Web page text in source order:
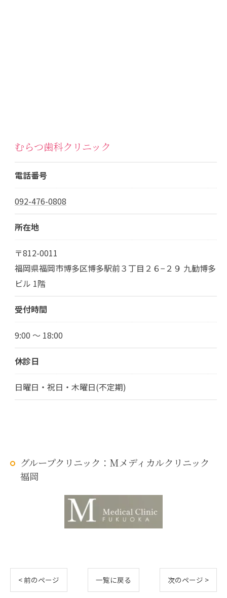
むらつ歯科クリニック
電話番号
092-476-0808
所在地
〒812-0011
福岡県福岡市博多区博多駅前３丁目２６−２９ 九勧博多
ビル 1階
受付時間
9:00 ～ 18:00
休診日
日曜日・祝日・木曜日(不定期)
グループクリニック：Mメディカルクリニック
福岡
< 前のページ 一覧に戻る 次のページ >